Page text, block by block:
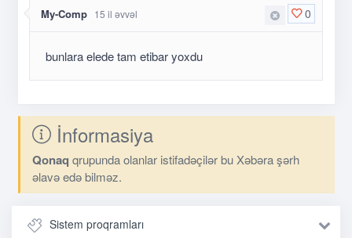
0
My-Comp 15 il əvvəl
bunlara elede tam etibar yoxdu
İnformasiya
Qonaq qrupunda olanlar istifadəçilər bu Xəbəra şərh
əlavə edə bilməz.
Sistem proqramları